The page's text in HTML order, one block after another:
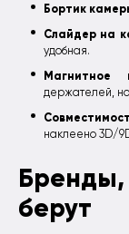
Бортик
Слайдер на
удобная.
Магнитное
держателей,
наклеено 3D/
берут